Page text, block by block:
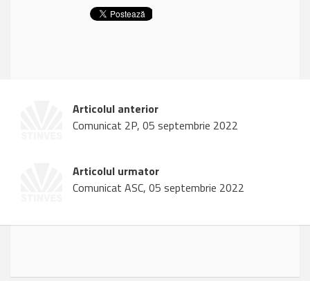
Articolul anterior
Comunicat 2P, 05 septembrie 2022
Articolul urmator
Comunicat ASC, 05 septembrie 2022